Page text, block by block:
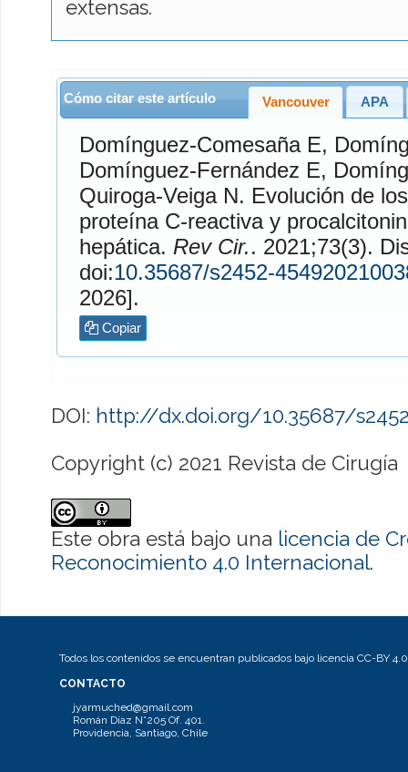
extensas.
Cómo citar este artículo Vancouver APA
Domínguez-ComesañaE,
Domínguez-Fernández E,
Quiroga-VeigaN. Evolución de los niveles séricos de
proteína C-reactiva y
hepática. Rev Cir.. 2021;73(3). Disponible en:
doi:10.35687/s2452-
2026].
Copiar
DOI: http://dx.doi.org/10.35687/
Copyright (c) 2021 Revista de Cirugía
Este obra está bajo una licencia de
Reconocimiento 4.0 Internacional.
Todos los contenidos se encuentran publicados bajo licencia CC-BY 4.0
CONTACTO
jyarmuched@gmail.com
Román Díaz N°205 Of. 401.
Providencia, Santiago, Chile